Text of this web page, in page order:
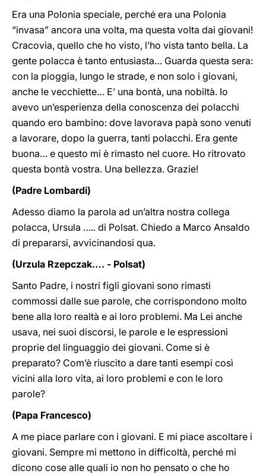
Era una Polonia speciale, perché era una Polonia
“invasa” ancora una volta, ma questa volta dai giovani!
Cracovia, quello che ho visto, l’ho vista tanto bella. La
gente polacca è tanto entusiasta… Guarda questa sera:
con la pioggia, lungo le strade, e non solo i giovani,
anche le vecchiette… E’ una bontà, una nobiltà. Io
avevo un’esperienza della conoscenza dei polacchi
quando ero bambino: dove lavorava papà sono venuti
a lavorare, dopo la guerra, tanti polacchi. Era gente
buona… e questo mi è rimasto nel cuore. Ho ritrovato
questa bontà vostra. Una bellezza. Grazie!
(Padre Lombardi)
Adesso diamo la parola ad un’altra nostra collega
polacca, Ursula ….. di Polsat. Chiedo a Marco Ansaldo
di prepararsi, avvicinandosi qua.
(Urzula Rzepczak…. - Polsat)
Santo Padre, i nostri figli giovani sono rimasti
commossi dalle sue parole, che corrispondono molto
bene alla loro realtà e ai loro problemi. Ma Lei anche
usava, nei suoi discorsi, le parole e le espressioni
proprie del linguaggio dei giovani. Come si è
preparato? Com’è riuscito a dare tanti esempi così
vicini alla loro vita, ai loro problemi e con le loro
parole?
(Papa Francesco)
A me piace parlare con i giovani. E mi piace ascoltare i
giovani. Sempre mi mettono in difficoltà, perché mi
dicono cose alle quali io non ho pensato o che ho